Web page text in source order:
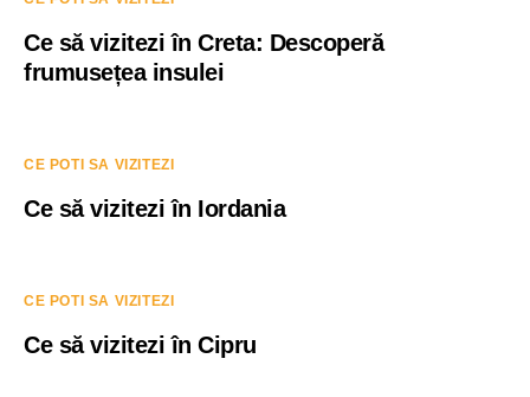
Ce să vizitezi în Creta: Descoperă
frumusețea insulei
CE POTI SA VIZITEZI
Ce să vizitezi în Iordania
CE POTI SA VIZITEZI
Ce să vizitezi în Cipru